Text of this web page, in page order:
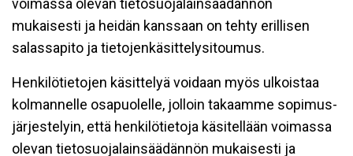
voimassa olevan tietosuojalainsäädännön
mukaisesti ja heidän kanssaan on tehty erillisen
salassapito ja tietojenkäsittelysitoumus.
Henkilötietojen käsittelyä voidaan myös ulkoistaa
kolmannelle osapuolelle, jolloin takaamme sopimus-
järjestelyin, että henkilötietoja käsitellään voimassa
olevan tietosuojalainsäädännön mukaisesti ja